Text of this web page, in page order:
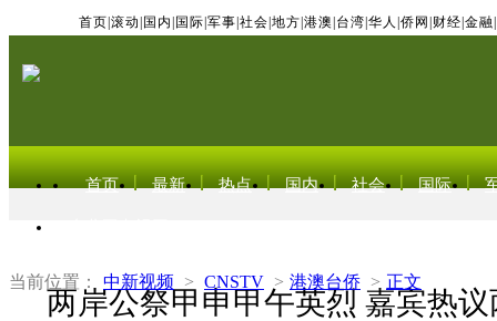
首页 滚动 国内 国际 军事 社会 地方 港澳 台湾 华人 侨网 财经 金融
首页 最新 热点 国内 社会 国际
当前位置： 中新视频 > CNSTV > 港澳台侨 > 正文
两岸公祭甲申甲午英烈 嘉宾热